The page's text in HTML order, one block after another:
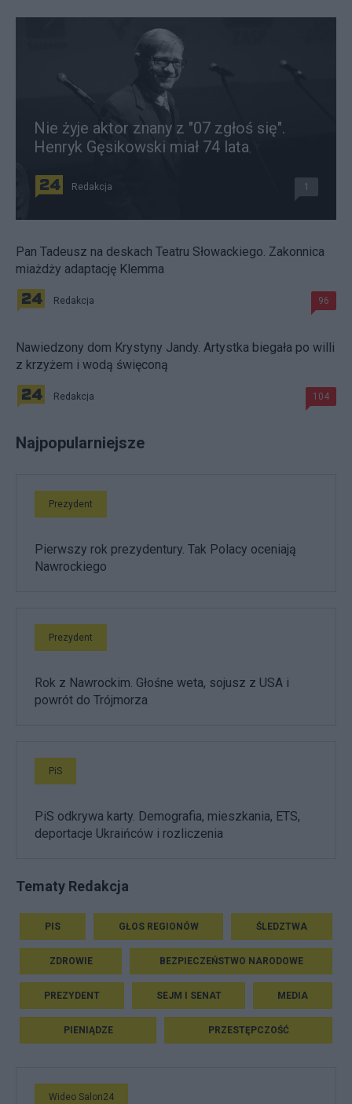
Nie żyje aktor znany z "07 zgłoś się".
Henryk Gęsikowski miał 74 lata
Redakcja 1
Pan Tadeusz na deskach Teatru Słowackiego. Zakonnica
miażdży adaptację Klemma
Redakcja 96
Nawiedzony dom Krystyny Jandy. Artystka biegała po willi
z krzyżem i wodą święconą
Redakcja 104
Najpopularniejsze
Prezydent
Pierwszy rok prezydentury. Tak Polacy oceniają
Nawrockiego
Prezydent
Rok z Nawrockim. Głośne weta, sojusz z USA i
powrót do Trójmorza
PiS
PiS odkrywa karty. Demografia, mieszkania, ETS,
deportacje Ukraińców i rozliczenia
Tematy Redakcja
PIS GŁOS REGIONÓW ŚLEDZTWA
ZDROWIE BEZPIECZEŃSTWO NARODOWE
PREZYDENT SEJM I SENAT MEDIA
PIENIĄDZE PRZESTĘPCZOŚĆ
Wideo Salon24